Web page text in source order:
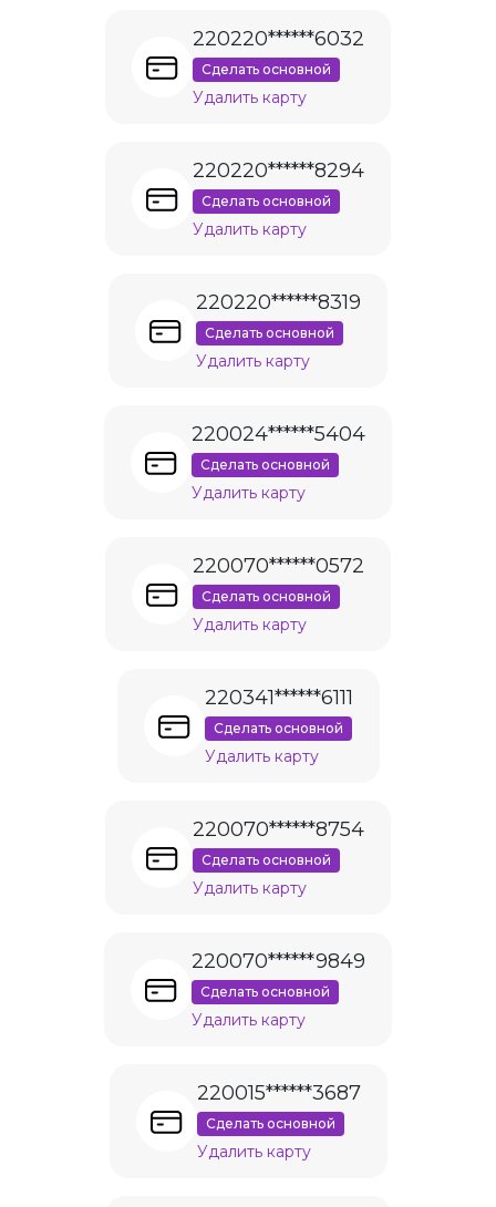
220220******6032
Сделать основной
Удалить карту
220220******8294
Сделать основной
Удалить карту
220220******8319
Сделать основной
Удалить карту
220024******5404
Сделать основной
Удалить карту
220070******0572
Сделать основной
Удалить карту
220341******6111
Сделать основной
Удалить карту
220070******8754
Сделать основной
Удалить карту
220070******9849
Сделать основной
Удалить карту
220015******3687
Сделать основной
Удалить карту